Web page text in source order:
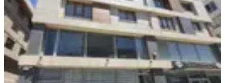
2+0·95 m²·3. Kat·31.07.2026
17.000 ₺
YENİ ROTA İNŞAAT EMLAKFaruk ATCI